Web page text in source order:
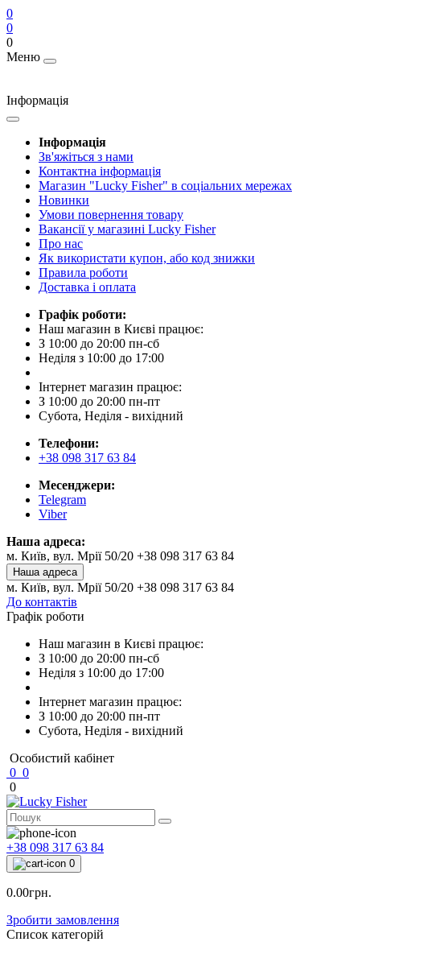
0
0
0
Меню
Інформація
Інформація
Зв'яжіться з нами
Контактна інформація
Магазин "Lucky Fisher" в соціальних мережах
Новинки
Умови повернення товару
Вакансії у магазині Lucky Fisher
Про нас
Як використати купон, або код знижки
Правила роботи
Доставка і оплата
Графік роботи:
Наш магазин в Києві працює:
З 10:00 до 20:00 пн-сб
Неділя з 10:00 до 17:00
Інтернет магазин працює:
З 10:00 до 20:00 пн-пт
Субота, Неділя - вихідний
Телефони:
+38 098 317 63 84
Месенджери:
Telegram
Viber
Наша адреса:
м. Київ, вул. Мрії 50/20 +38 098 317 63 84
Наша адреса
м. Київ, вул. Мрії 50/20 +38 098 317 63 84
До контактів
Графік роботи
Наш магазин в Києві працює:
З 10:00 до 20:00 пн-сб
Неділя з 10:00 до 17:00
Інтернет магазин працює:
З 10:00 до 20:00 пн-пт
Субота, Неділя - вихідний
Особистий кабінет
0 0
0
+38 098 317 63 84
0
0.00грн.
Зробити замовлення
Список категорій